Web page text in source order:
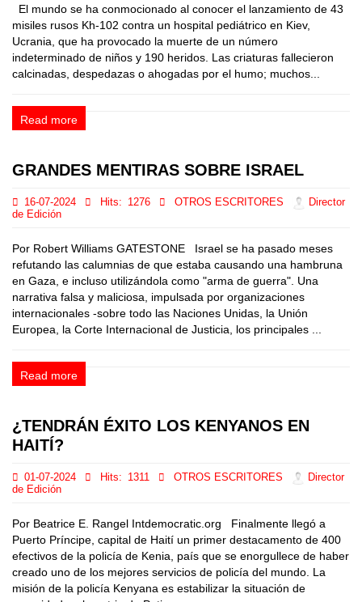
El mundo se ha conmocionado al conocer el lanzamiento de 43
misiles rusos Kh-102 contra un hospital pediátrico en Kiev,
Ucrania, que ha provocado la muerte de un número
indeterminado de niños y 190 heridos. Las criaturas fallecieron
calcinadas, despedazas o ahogadas por el humo; muchos...
Read more
GRANDES MENTIRAS SOBRE ISRAEL
16-07-2024 Hits: 1276 OTROS ESCRITORES
Director
de Edición
Por Robert Williams GATESTONE Israel se ha pasado meses
refutando las calumnias de que estaba causando una hambruna
en Gaza, e incluso utilizándola como "arma de guerra". Una
narrativa falsa y maliciosa, impulsada por organizaciones
internacionales -sobre todo las Naciones Unidas, la Unión
Europea, la Corte Internacional de Justicia, los principales ...
Read more
¿TENDRÁN ÉXITO LOS KENYANOS EN
HAITÍ?
01-07-2024 Hits: 1311 OTROS ESCRITORES
Director
de Edición
Por Beatrice E. Rangel Intdemocratic.org Finalmente llegó a
Puerto Príncipe, capital de Haití un primer destacamento de 400
efectivos de la policía de Kenia, país que se enorgullece de haber
creado uno de los mejores servicios de policía del mundo. La
misión de la policía Kenyana es estabilizar la situación de